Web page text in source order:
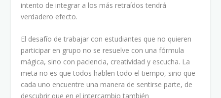
intento de integrar a los más retraídos tendrá
verdadero efecto.
El desafío de trabajar con estudiantes que no quieren
participar en grupo no se resuelve con una fórmula
mágica, sino con paciencia, creatividad y escucha. La
meta no es que todos hablen todo el tiempo, sino que
cada uno encuentre una manera de sentirse parte, de
descubrir que en el intercambio también